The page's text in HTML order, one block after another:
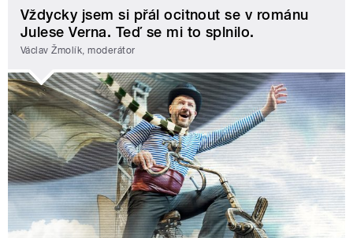
Vždycky jsem si přál ocitnout se v románu
Julese Verna. Teď se mi to splnilo.
Václav Žmolík, moderátor